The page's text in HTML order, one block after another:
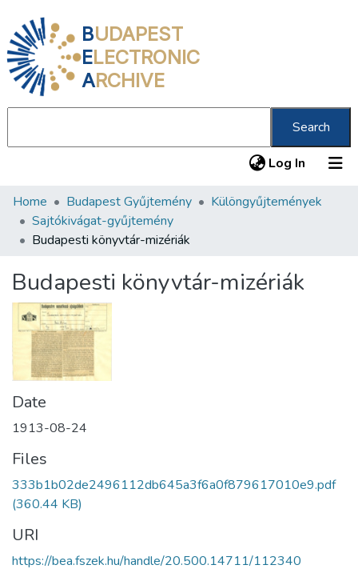
BUDAPEST
ELECTRONIC
ARCHIVE
Search
Log In (current)
Communities & Collections
All of DSpace
About us
Home Budapest Gyűjtemény
Különgyűjtemények
Sajtókivágat-gyűjtemény
Budapesti könyvtár-mizériák
Budapesti könyvtár-mizériák
Date
1913-08-24
Files
333b1b02de2496112db645a3f6a0f879617010e9.pdf
(360.44 KB)
URI
https://bea.fszek.hu/handle/20.500.14711/112340